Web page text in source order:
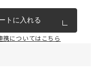
トに入れる
携についてはこちら